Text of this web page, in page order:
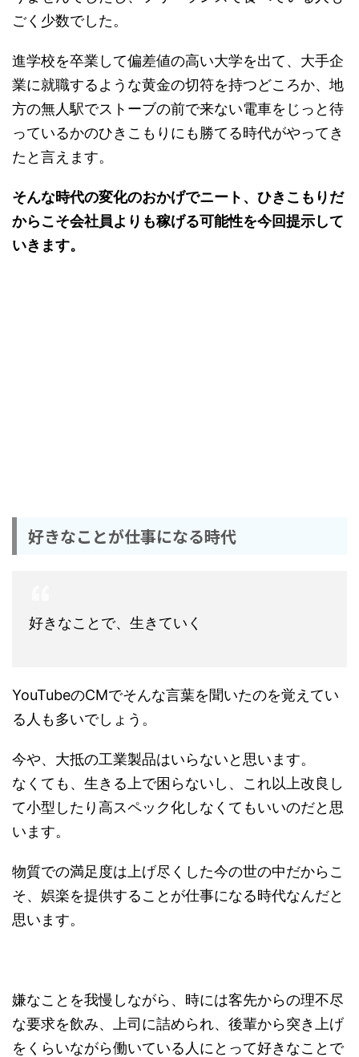
ごく少数でした。
進学校を卒業して偏差値の高い大学を出て、大手企
業に就職するような黄金の切符を持つどころか、地
方の無人駅でストーブの前で来ない電車をじっと待
っているかのひきこもりにも勝てる時代がやってき
たと言えます。
そんな時代の変化のおかげでニート、ひきこもりだ
からこそ会社員よりも稼げる可能性を今回提示して
いきます。
好きなことが仕事になる時代
好きなことで、生きていく
YouTubeのCMでそんな言葉を聞いたのを覚えてい
る人も多いでしょう。
今や、大抵の工業製品はいらないと思います。
なくても、生きる上で困らないし、これ以上改良し
て小型したり高スペック化しなくてもいいのだと思
います。
物質での満足度は上げ尽くした今の世の中だからこ
そ、娯楽を提供することが仕事になる時代なんだと
思います。
嫌なことを我慢しながら、時には客先からの理不尽
な要求を飲み、上司に詰められ、後輩から突き上げ
をくらいながら働いている人にとって好きなことで